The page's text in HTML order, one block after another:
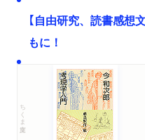
【自由研究、読書感
もに！
ちくま文庫